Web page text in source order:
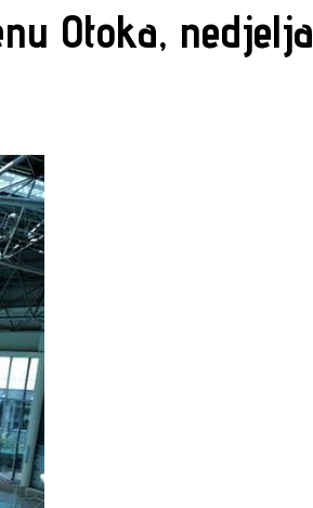
Otoka, nedjelja